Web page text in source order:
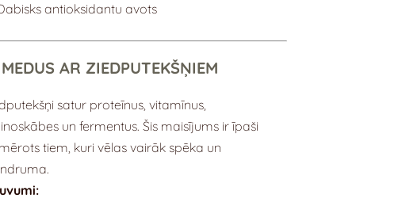
antioksidantu avots
AR ZIEDPUTEKŠŅIEM
satur proteīnus, vitamīnus,
un fermentus. Šis maisījums ir īpaši
tiem, kuri vēlas vairāk spēka un